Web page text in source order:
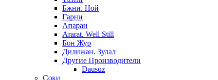
Бжни. Ной
Гарни
Апаран
Ararat. Well Still
Бон Жур
Дилижан. Зулал
Другие Производители
Dausuz
Соки